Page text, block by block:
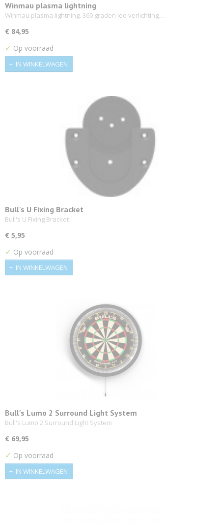
Winmau plasma lightning
Winmau plasma lightning. 360 graden led verlichting.…
€ 84,95
✓ Op voorraad
IN WINKELWAGEN
Bull's U Fixing Bracket
Bull's U Fixing Bracket
€ 5,95
✓ Op voorraad
IN WINKELWAGEN
Bull's Lumo 2 Surround Light System
Bull's Lumo 2 Surround Light System
€ 69,95
✓ Op voorraad
IN WINKELWAGEN